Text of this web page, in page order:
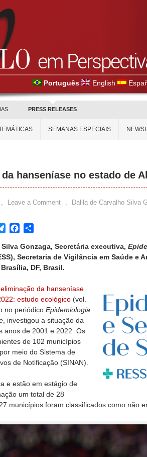
Português English
PRESS RELEASES
SEMANAS ESPECIAIS
hanseníase no estado de
, Leave a Comment , Dalila de Carvalho Silva
BlueskyFacebook
Gonzaga, Secretária executiva,
Secretaria de Vigilância em Saúde e
DF, Brasil.
da hanseníase
estudo ecológico (vol.
no periódico Epidemiologia
, investigou a situação da
anos de 2001 e 2022. Os
de 102 municípios
meio do Sistema de
de Notificação (SINAN).
e estão em estágio de
um total de 28
municípios foram classificados como não